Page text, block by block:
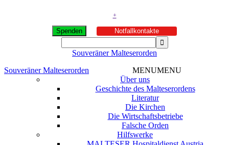
+
Spenden Notfallkontakte
Souveräner Malteserorden
Souveräner Malteserorden
MENUMENU
Über uns
Geschichte des Malteserordens
Literatur
Die Kirchen
Die Wirtschaftsbetriebe
Falsche Orden
Hilfswerke